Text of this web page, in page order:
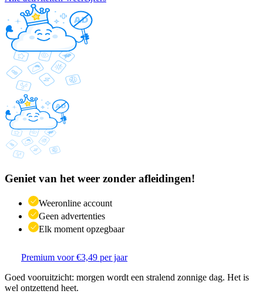
Geniet van het weer zonder afleidingen!
Weeronline account
Geen advertenties
Elk moment opzegbaar
Premium voor €3,49 per jaar
Goed vooruitzicht: morgen wordt een stralend zonnige dag. Het is
wel ontzettend heet.